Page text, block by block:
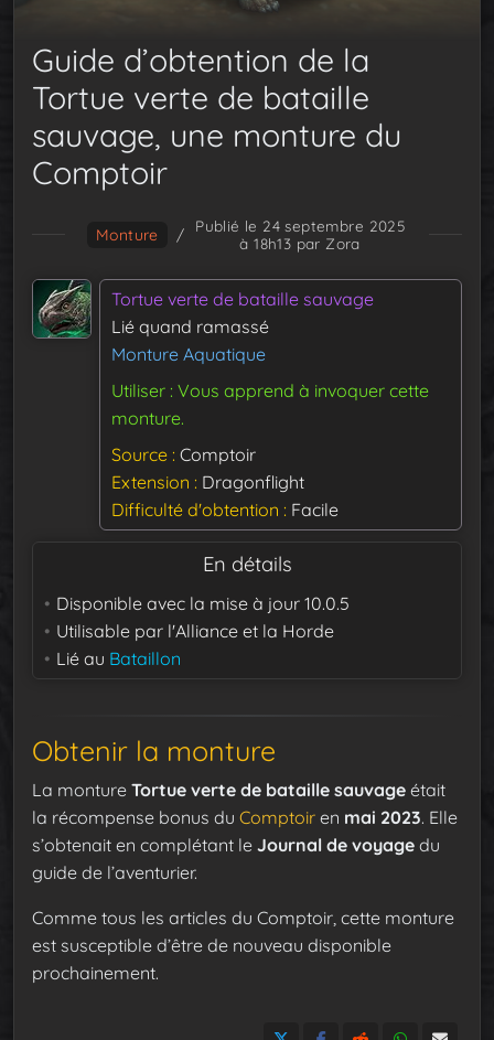
Guide d’obtention de la
Tortue verte de bataille
sauvage, une monture du
Comptoir
Monture /
Publié le 24 septembre 2025
à 18h13 par Zora
Tortue verte de bataille sauvage
Lié quand ramassé
Monture Aquatique
Utiliser : Vous apprend à invoquer cette
monture.
Source Comptoir
Extension
Dragonflight
Difficulté d'obtention
Facile
En détails
Disponible avec la mise à jour 10.0.5
Utilisable par l'Alliance et la Horde
Lié au Bataillon
Obtenir la monture
La monture Tortue verte de bataille sauvage était
la récompense bonus du Comptoir en mai 2023. Elle
s’obtenait en complétant le Journal de voyage du
guide de l’aventurier.
Comme tous les articles du Comptoir, cette monture
est susceptible d’être de nouveau disponible
prochainement.